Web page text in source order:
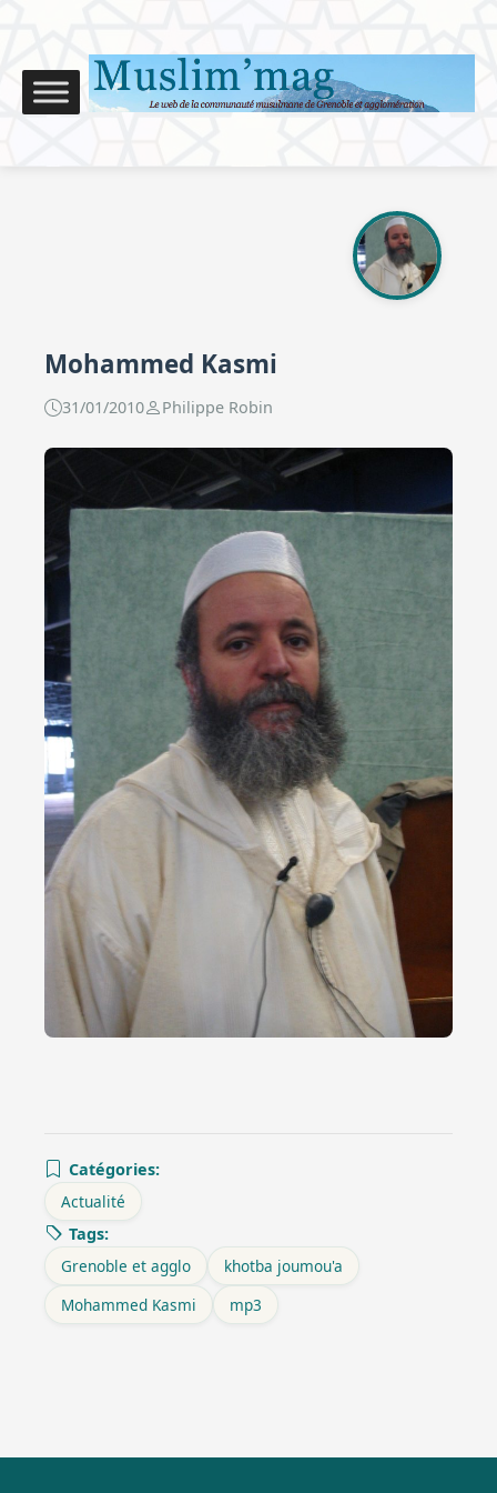
Mohammed Kasmi
31/01/2010 Philippe Robin
Catégories:
Actualité
Tags:
Grenoble et agglo
khotba joumou'a
Mohammed Kasmi
mp3